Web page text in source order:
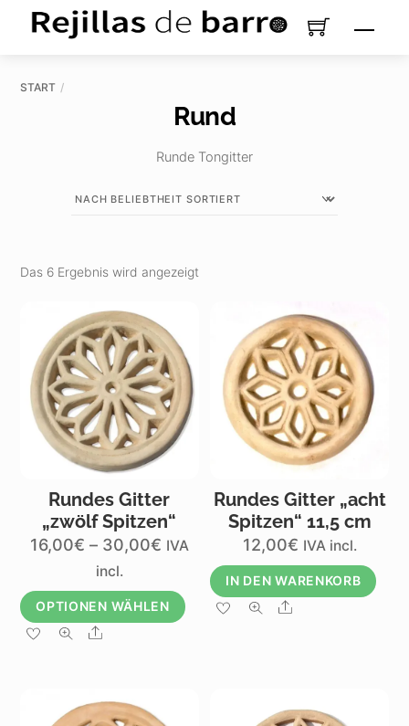
Inhalt
Menü
START
Rund
Runde Tongitter
Das 6 Ergebnis wird angezeigt
Rundes Gitter
„zwölf Spitzen“
16,00€ – 30,00€Preisspanne:
16,00€
bis
30,00€
IVA
incl.
OPTIONEN WÄHLEN
Dieses
Varianten
Share
Rundes Gitter „acht
Spitzen“ 11,5 cm
12,00€ IVA incl.
IN DEN WARENKORB
Share